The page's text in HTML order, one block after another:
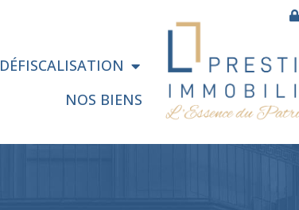
DÉFISCALISATION
NOS BIENS